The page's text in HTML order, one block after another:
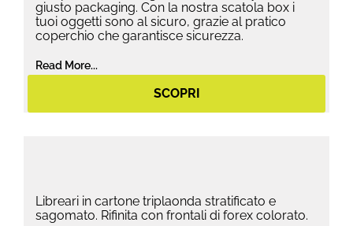
giusto packaging. Con la nostra scatola box i
tuoi oggetti sono al sicuro, grazie al pratico
coperchio che garantisce sicurezza.
Read More...
SCOPRI
Libreari in cartone triplaonda stratificato e
sagomato. Rifinita con frontali di forex colorato.